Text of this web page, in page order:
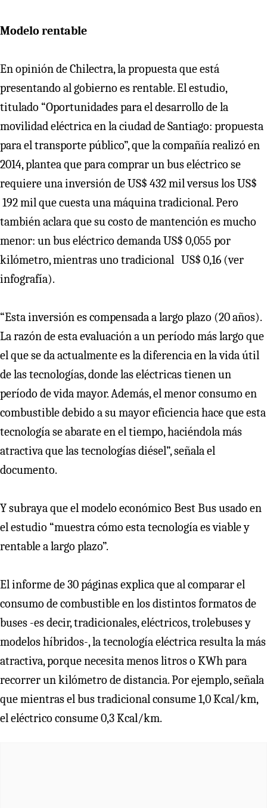
Modelo rentable
En opinión de Chilectra, la propuesta que está
presentando al gobierno es rentable. El estudio,
titulado “Oportunidades para el desarrollo de la
movilidad eléctrica en la ciudad de Santiago: propuesta
para el transporte público”, que la compañía realizó en
2014, plantea que para comprar un bus eléctrico se
requiere una inversión de US$ 432 mil versus los US$
192 mil que cuesta una máquina tradicional. Pero
también aclara que su costo de mantención es mucho
menor: un bus eléctrico demanda US$ 0,055 por
kilómetro, mientras uno tradicional US$ 0,16 (ver
infografía).
“Esta inversión es compensada a largo plazo (20 años).
La razón de esta evaluación a un período más largo que
el que se da actualmente es la diferencia en la vida útil
de las tecnologías, donde las eléctricas tienen un
período de vida mayor. Además, el menor consumo en
combustible debido a su mayor eficiencia hace que esta
tecnología se abarate en el tiempo, haciéndola más
atractiva que las tecnologías diésel”, señala el
documento.
Y subraya que el modelo económico Best Bus usado en
el estudio “muestra cómo esta tecnología es viable y
rentable a largo plazo”.
El informe de 30 páginas explica que al comparar el
consumo de combustible en los distintos formatos de
buses -es decir, tradicionales, eléctricos, trolebuses y
modelos híbridos-, la tecnología eléctrica resulta la más
atractiva, porque necesita menos litros o KWh para
recorrer un kilómetro de distancia. Por ejemplo, señala
que mientras el bus tradicional consume 1,0 Kcal/km,
el eléctrico consume 0,3 Kcal/km.